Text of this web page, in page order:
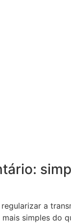
a
simples do